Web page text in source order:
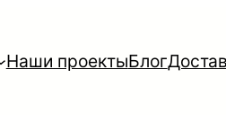
Наши проектыБлог